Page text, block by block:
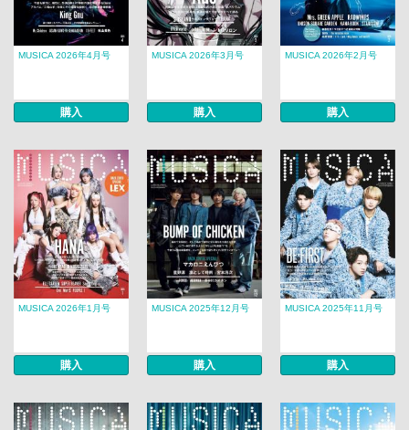
MUSICA 2026年4月号
購入
MUSICA 2026年3月号
購入
MUSICA 2026年2月号
購入
MUSICA 2026年1月号
購入
MUSICA 2025年12月号
購入
MUSICA 2025年11月号
購入